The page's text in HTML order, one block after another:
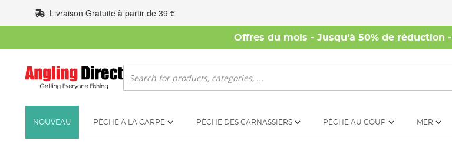
au
contenu
Livraison Gratuite à partir de 39 €
Offres du mois - Jusqu'à 50% de réduction -
Rechercher
NOUVEAU PÊCHE À LA CARPE PÊCHE DES CARNASSIERS PÊCHE AU COUP MER